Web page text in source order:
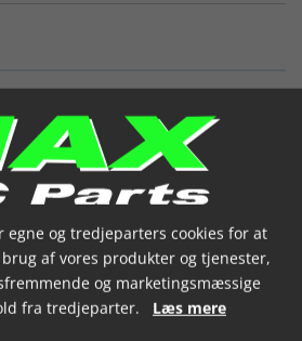
vorne
egne og tredjeparters cookies for at
af vores produkter og tjenester,
og marketingsmæssige
fra tredjeparter. Læs mere